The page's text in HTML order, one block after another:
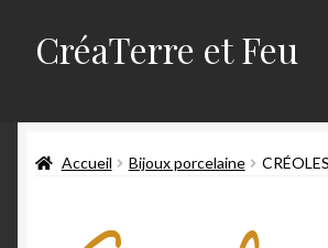
CréaTerre et Feu
BlogAccueil Bijoux porcelaine